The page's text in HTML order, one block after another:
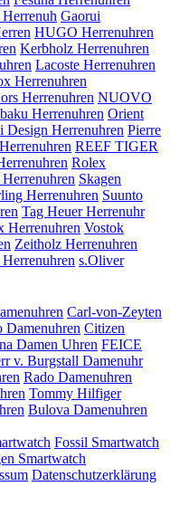
Gaorui
HUGO Herrenuhren
Kerbholz Herrenuhren
Lacoste Herrenuhren
Herrenuhren
Herrenuhren NUOVO
Herrenuhren Orient
Design Herrenuhren Pierre
REEF TIGER
Rolex
Skagen
Herrenuhren Suunto
Tag Heuer Herrenuhr
Herrenuhren Vostok
Zeitholz Herrenuhren
s.Oliver
Carl-von-Zeyten
Damenuhren Citizen
Damen Uhren FEICE
v. Burgstall Damenuhr
Rado Damenuhren
Tommy Hilfiger
Bulova Damenuhren
Fossil Smartwatch
Smartwatch
Datenschutzerklärung